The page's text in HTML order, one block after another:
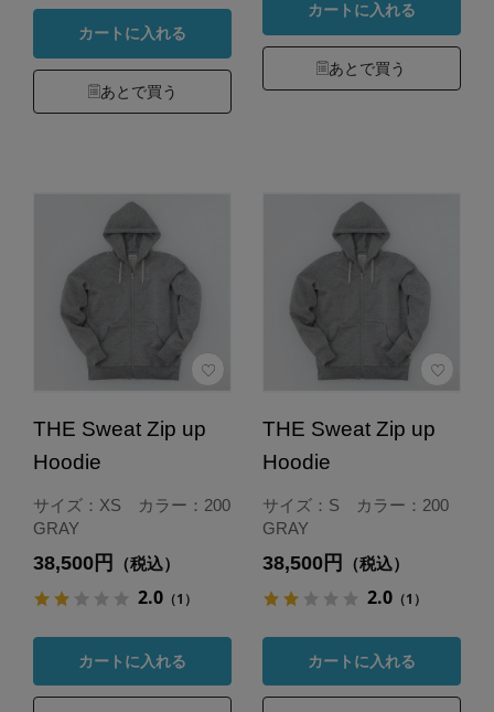
カートに入れる
あとで買う
カートに入れる
あとで買う
THE Sweat Zip up
Hoodie
サイズ：XS カラー：200
GRAY
38,500円 （税込）
2.0（1）
カートに入れる
THE Sweat Zip up
Hoodie
サイズ：S カラー：200
GRAY
38,500円 （税込）
2.0（1）
カートに入れる